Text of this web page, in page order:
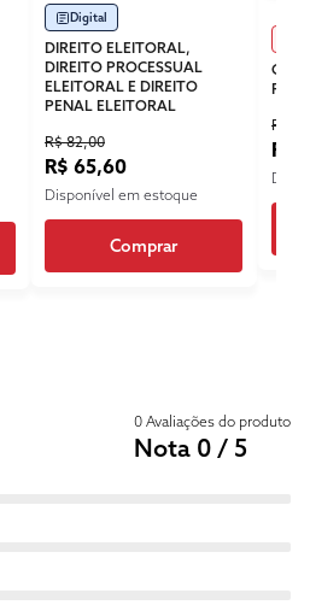
Digital
DIREITO ELEITORAL,
DIREITO PROCESSUAL
ELEITORAL E DIREITO
PENAL ELEITORAL
R$ 82,00
R$ 65,60
Disponível em estoque
Comprar
R$
R$
0 Avaliações do produto
Nota 0 / 5